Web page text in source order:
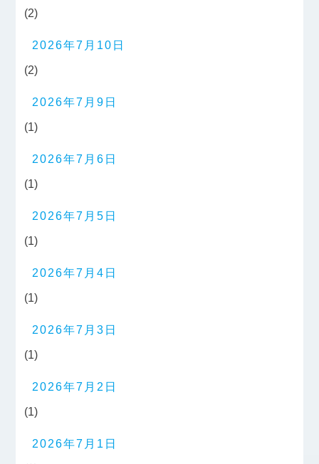
(2)
2026年7月10日
(2)
2026年7月9日
(1)
2026年7月6日
(1)
2026年7月5日
(1)
2026年7月4日
(1)
2026年7月3日
(1)
2026年7月2日
(1)
2026年7月1日